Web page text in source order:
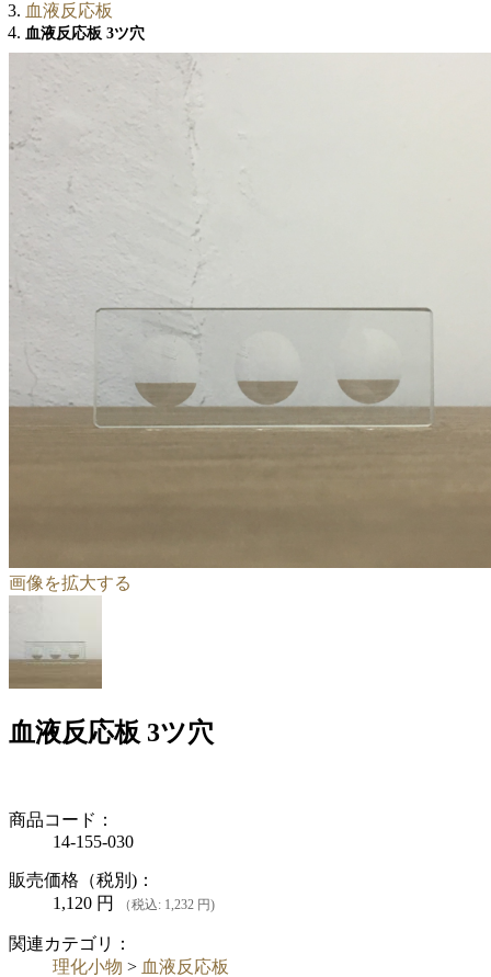
血液反応板
血液反応板 3ツ穴
画像を拡大する
血液反応板 3ツ穴
商品コード：
14-155-030
販売価格（税別)：
1,120 円 （税込: 1,232 円)
関連カテゴリ：
理化小物 > 血液反応板